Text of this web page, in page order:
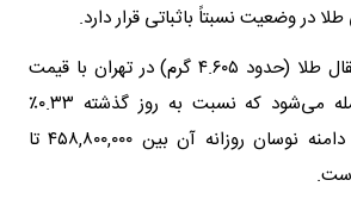
در وضعیت نسبتاً باثباتی قرار دارد.
در بازار داخلی، هر مثقال طلا (حدود ۴.۶۰۵ گرم) در تهران با قیمت
۴۶۰,۴۰۰,۰۰۰ ریال معامله می‌شود که نسبت به روز گذشته ۰.۳۳٪
افزایش داشته است. دامنه نوسان روزانه آن بین ۴۵۸,۸۰۰,۰۰۰ تا